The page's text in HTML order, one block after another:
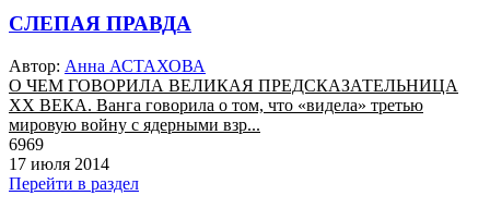
СЛЕПАЯ ПРАВДА
Автор: Анна АСТАХОВА
О ЧЕМ ГОВОРИЛА ВЕЛИКАЯ ПРЕДСКАЗАТЕЛЬНИЦА
XX ВЕКА. Ванга говорила о том, что «видела» третью
мировую войну с ядерными взр...
6969
17 июля 2014
Перейти в раздел